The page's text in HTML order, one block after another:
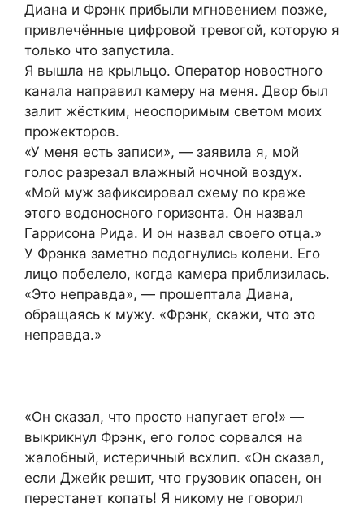
Диана и Фрэнк прибыли мгновением позже,
привлечённые цифровой тревогой, которую я
только что запустила.
Я вышла на крыльцо. Оператор новостного
канала направил камеру на меня. Двор был
залит жёстким, неоспоримым светом моих
прожекторов.
«У меня есть записи», — заявила я, мой
голос разрезал влажный ночной воздух.
«Мой муж зафиксировал схему по краже
этого водоносного горизонта. Он назвал
Гаррисона Рида. И он назвал своего отца.»
У Фрэнка заметно подогнулись колени. Его
лицо побелело, когда камера приблизилась.
«Это неправда», — прошептала Диана,
обращаясь к мужу. «Фрэнк, скажи, что это
неправда.»
«Он сказал, что просто напугает его!» —
выкрикнул Фрэнк, его голос сорвался на
жалобный, истеричный всхлип. «Он сказал,
если Джейк решит, что грузовик опасен, он
перестанет копать! Я никому не говорил